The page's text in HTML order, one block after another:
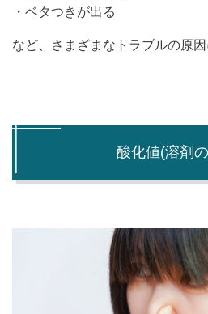
・ベタつきが出る
など、さまざまなトラブルの原因
酸化値(溶剤